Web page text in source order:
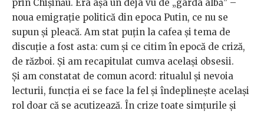
prin Chișinău. Era așa un déjà vu de „garda albă” –
noua emigrație politică din epoca Putin, ce nu se
supun și pleacă. Am stat puțin la cafea și tema de
discuție a fost asta: cum și ce citim în epocă de criză,
de război. Și am recapitulat cumva același obsesii.
Și am constatat de comun acord: ritualul și nevoia
lecturii, funcția ei se face la fel și îndeplinește același
rol doar că se acutizează. În crize toate simțurile și